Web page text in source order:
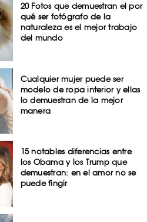
20 Fotos que demuestran el por
qué ser fotógrafo de la
naturaleza es el mejor trabajo
del mundo
Cualquier mujer puede ser
modelo de ropa interior y ellas
lo demuestran de la mejor
manera
15 notables diferencias entre
los Obama y los Trump que
demuestran: en el amor no se
puede fingir